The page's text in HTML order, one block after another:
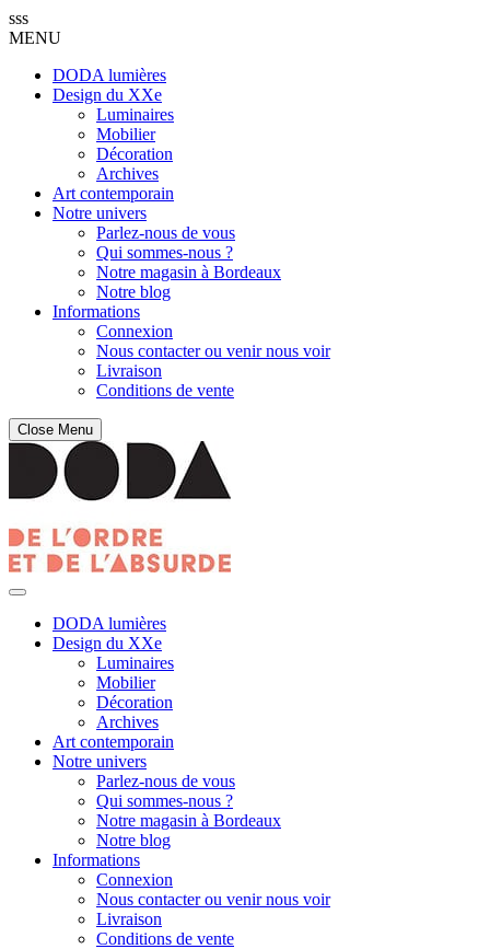
sss
MENU
DODA lumières
Design du XXe
Luminaires
Mobilier
Décoration
Archives
Art contemporain
Notre univers
Parlez-nous de vous
Qui sommes-nous ?
Notre magasin à Bordeaux
Notre blog
Informations
Connexion
Nous contacter ou venir nous voir
Livraison
Conditions de vente
Close Menu
DODA lumières
Design du XXe
Luminaires
Mobilier
Décoration
Archives
Art contemporain
Notre univers
Parlez-nous de vous
Qui sommes-nous ?
Notre magasin à Bordeaux
Notre blog
Informations
Connexion
Nous contacter ou venir nous voir
Livraison
Conditions de vente